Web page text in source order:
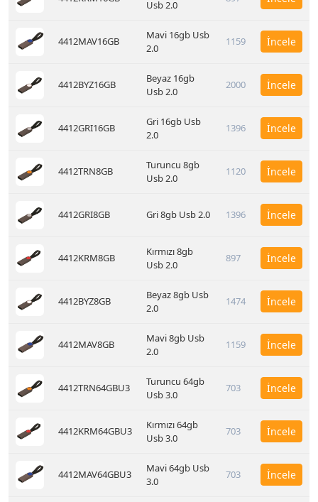
Usb 2.0
4412MAV16GB
Mavi 16gb Usb
2.0
1159 İncele
4412BYZ16GB
Beyaz 16gb
Usb 2.0
2000 İncele
4412GRI16GB
Gri 16gb Usb
2.0
1396 İncele
4412TRN8GB
Turuncu 8gb
Usb 2.0
1120 İncele
4412GRI8GB Gri 8gb Usb 2.0 1396 İncele
4412KRM8GB
Kırmızı 8gb
Usb 2.0
897 İncele
4412BYZ8GB
Beyaz 8gb Usb
2.0
1474 İncele
4412MAV8GB
Mavi 8gb Usb
2.0
1159 İncele
4412TRN64GBU3
Turuncu 64gb
Usb 3.0
703 İncele
4412KRM64GBU3
Kırmızı 64gb
Usb 3.0
703 İncele
4412MAV64GBU3
Mavi 64gb Usb
3.0
703 İncele